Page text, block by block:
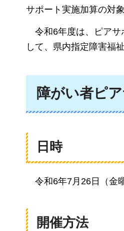
サポート実施加算の対
令和6年度は、
ピア
して、県内指定障害福
障がい者ピ
日時
令和6年7月26日 （金
開催方法